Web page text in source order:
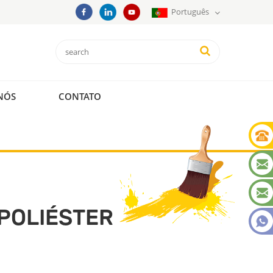
Português
CONTATO